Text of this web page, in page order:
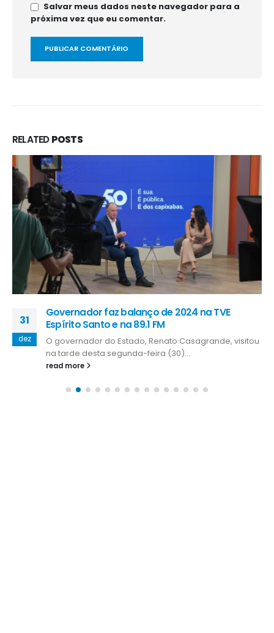
Salvar meus dados neste navegador para a
próxima vez que eu comentar.
RELATEDPOSTS
31
dez
Governador faz balanço de 2024 na TVE
Espírito Santo e na 89.1 FM
O governador do Estado, Renato Casagrande, visitou
na tarde desta segunda-feira (30)...
read more